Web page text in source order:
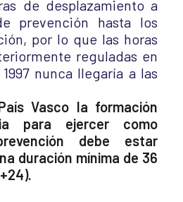
de desplazamiento a
prevención hasta los
por lo que las horas
reguladas en
nunca llegaría a las
Vasco la formación
para ejercer como
debe estar
duración mínima de 36